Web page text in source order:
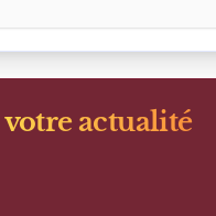
votre actualité